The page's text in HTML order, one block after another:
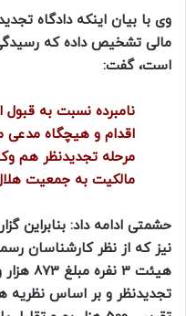
وی با بیان اینکه دادگاه
مالی تشخیص داده که
است، گفت:
نامبرده نسبت به
اقدام و هیچگاه
مرحله تجدیدنظر هم
مالکیت به جمعیت
حشمتی ادامه داد: بنابراین
نیز که از نظر کارشناسان